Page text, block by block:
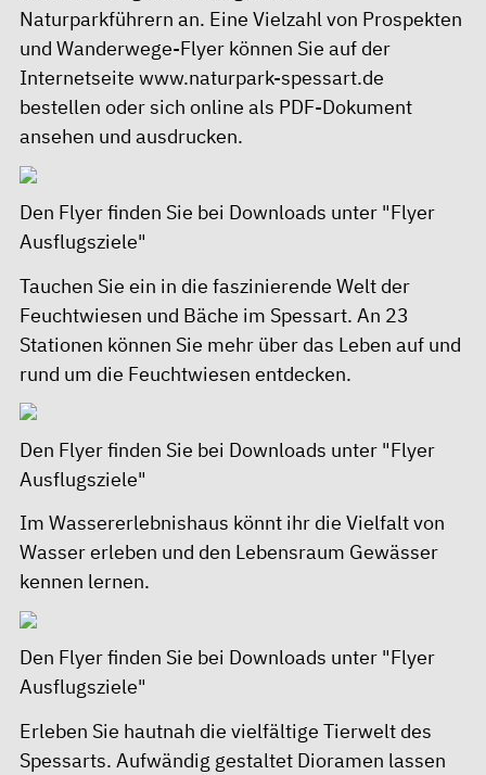
Naturparkführern an. Eine Vielzahl von Prospekten
und Wanderwege-Flyer können Sie auf der
Internetseite www.naturpark-spessart.de
bestellen oder sich online als PDF-Dokument
ansehen und ausdrucken.
Den Flyer finden Sie bei Downloads unter "Flyer
Ausflugsziele"
Tauchen Sie ein in die faszinierende Welt der
Feuchtwiesen und Bäche im Spessart. An 23
Stationen können Sie mehr über das Leben auf und
rund um die Feuchtwiesen entdecken.
Den Flyer finden Sie bei Downloads unter "Flyer
Ausflugsziele"
Im Wassererlebnishaus könnt ihr die Vielfalt von
Wasser erleben und den Lebensraum Gewässer
kennen lernen.
Den Flyer finden Sie bei Downloads unter "Flyer
Ausflugsziele"
Erleben Sie hautnah die vielfältige Tierwelt des
Spessarts. Aufwändig gestaltet Dioramen lassen